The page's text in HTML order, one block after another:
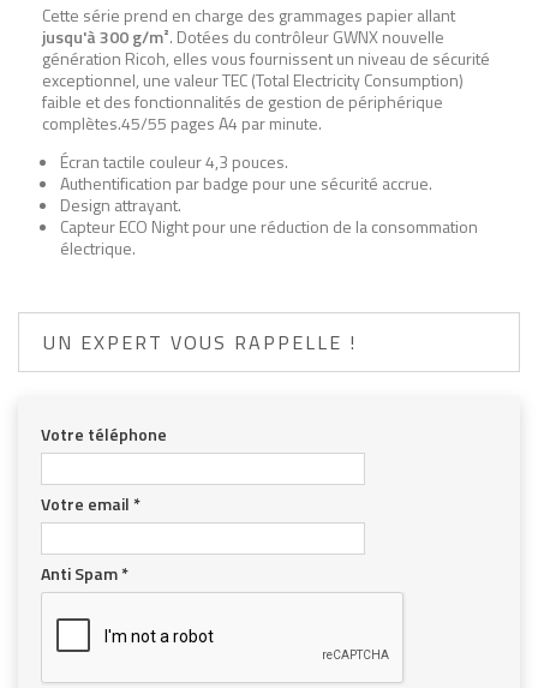
Cette série prend en charge des grammages papier allant
jusqu'à 300 g/m². Dotées du contrôleur GWNX nouvelle
génération Ricoh, elles vous fournissent un niveau de sécurité
exceptionnel, une valeur TEC (Total Electricity Consumption)
faible et des fonctionnalités de gestion de périphérique
complètes.45/55 pages A4 par minute.
Écran tactile couleur 4,3 pouces.
Authentification par badge pour une sécurité accrue.
Design attrayant.
Capteur ECO Night pour une réduction de la consommation
électrique.
UN EXPERT VOUS RAPPELLE !
Votre téléphone
Votre email *
Anti Spam*